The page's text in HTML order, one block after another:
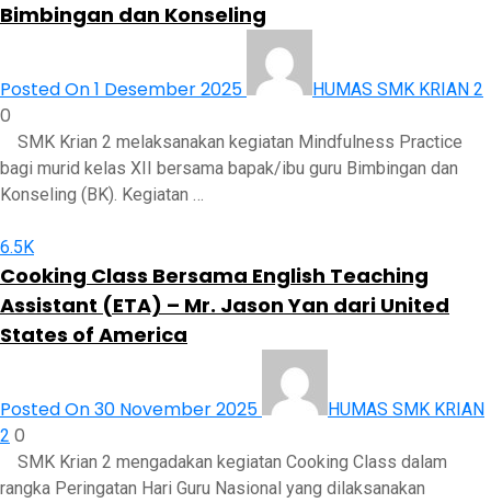
Bimbingan dan Konseling
Posted On 1 Desember 2025 HUMAS SMK KRIAN 2
0
SMK Krian 2 melaksanakan kegiatan Mindfulness Practice
bagi murid kelas XII bersama bapak/ibu guru Bimbingan dan
Konseling (BK). Kegiatan …
6.5K
Cooking Class Bersama English Teaching
Assistant (ETA) – Mr. Jason Yan dari United
States of America
Posted On 30 November 2025
HUMAS SMK KRIAN
2 0
SMK Krian 2 mengadakan kegiatan Cooking Class dalam
rangka Peringatan Hari Guru Nasional yang dilaksanakan